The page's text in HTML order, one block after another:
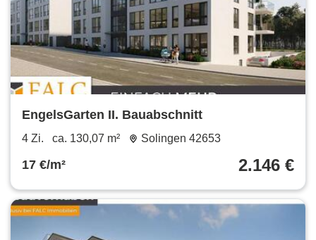
EngelsGarten II. Bauabschnitt
4 Zi. ca. 130,07 m² Solingen 42653
17 €/m² 2.146 €